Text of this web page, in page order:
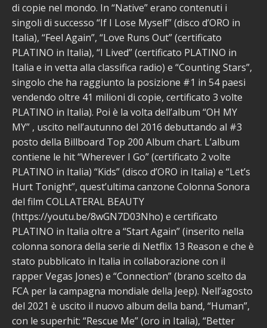
di copie nel mondo. In “Native” erano contenuti i
singoli di successo “If I Lose Myself” (disco d’ORO in
Italia), “Feel Again”, “Love Runs Out” (certificato
PLATINO in Italia), “I Lived” (certificato PLATINO in
Italia e in vetta alla classifica radio) e “Counting Stars”,
singolo che ha raggiunto la posizione #1 in 54 paesi
vendendo oltre 41 milioni di copie, certificato 3 volte
PLATINO in Italia). Poi è la volta dell’album “OH MY
MY” , uscito nell’autunno del 2016 debuttando al #3
posto della Billboard Top 200 Album chart. L’album
contiene le hit “Wherever I Go” (certificato 2 volte
PLATINO in Italia) “Kids” (disco d’ORO in Italia) e “Let’s
Hurt Tonight”, quest’ultima canzone Colonna Sonora
del film COLLATERAL BEAUTY
(https://youtu.be/8wGN7D03Nho) e certificato
PLATINO in Italia oltre a “Start Again” (inserito nella
colonna sonora della serie di Netflix 13 Reason e che è
stato pubblicato in Italia in collaborazione con il
rapper Vegas Jones) e “Connection” (brano scelto da
FCA per la campagna mondiale della Jeep). Nell’agosto
del 2021 è uscito il nuovo album della band, “Human”,
con le superhit: “Rescue Me” (oro in Italia), “Better